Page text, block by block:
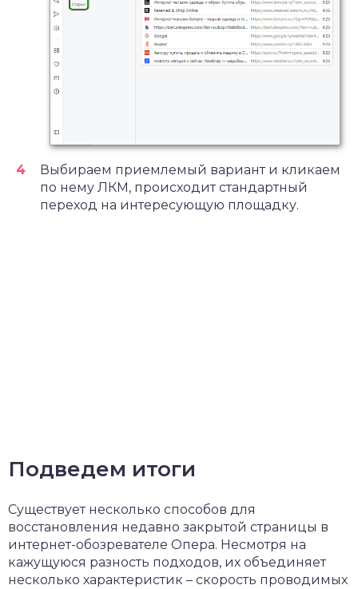
Выбираем приемлемый вариант и кликаем
по нему ЛКМ, происходит стандартный
переход на интересующую площадку.
Подведем итоги
Существует несколько способов для
восстановления недавно закрытой страницы в
интернет-обозревателе Опера. Несмотря на
кажущуюся разность подходов, их объединяет
несколько характеристик – скорость проводимых